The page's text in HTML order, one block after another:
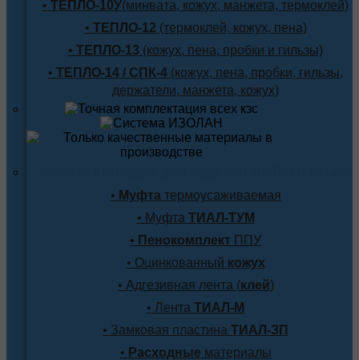
• ТЕПЛО-10У(минвата, кожух, манжета, термоклей)
• ТЕПЛО-12 (термоклей, кожух, пена)
• ТЕПЛО-13 (кожух, пена, пробки и гильзы)
• ТЕПЛО-14 / СПК-4 (кожух, пена, пробки, гильзы,
держатели, манжета, кожух)
• Муфтатермоусаживаемая
• Муфта ТИАЛ-ТУМ
• Пенокомплект ППУ
• Оцинкованный кожух
• Адгезивная лента (клей)
• Лента ТИАЛ-М
• Замковая пластина ТИАЛ-ЗП
• Расходные материалы